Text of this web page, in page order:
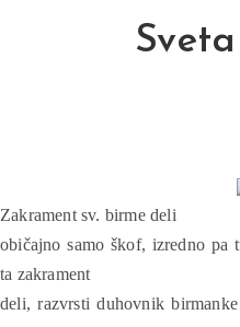
Zakrament sv. birme deli
običajno samo škof, izredno pa
ta zakrament
deli, razvrsti duhovnik